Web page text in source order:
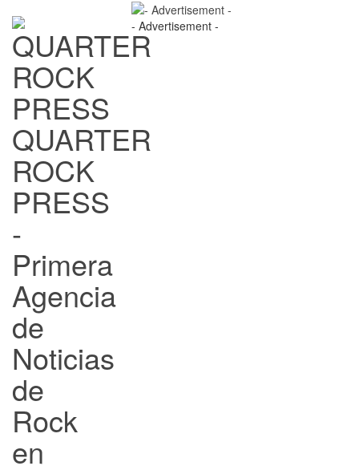
QUARTER
ROCK
PRESS
-
Primera
Agencia
de
Noticias
de
Rock
en
- Advertisement -